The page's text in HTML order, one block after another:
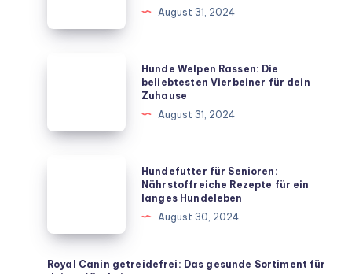
Hund
August 31, 2024
beliebtesten
Hunde Welpen Rassen: Die
beliebtesten Vierbeiner für dein
Zuhause
August 31, 2024
Rezepte
für
Hundefutter für Senioren:
Nährstoffreiche Rezepte für ein
langes Hundeleben
August 30, 2024
Royal Canin getreidefrei: Das gesunde Sortiment für